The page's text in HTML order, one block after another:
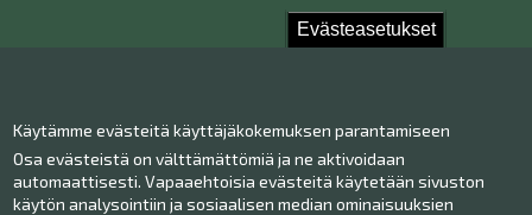
Evästeasetukset
Käytämme evästeitä käyttäjäkokemuksen parantamiseen
Osa evästeistä on välttämättömiä ja ne aktivoidaan
automaattisesti. Vapaaehtoisia evästeitä käytetään sivuston
käytön analysointiin ja sosiaalisen median ominaisuuksien
Yhteystiedot
Henkilökunta
Anna palautetta